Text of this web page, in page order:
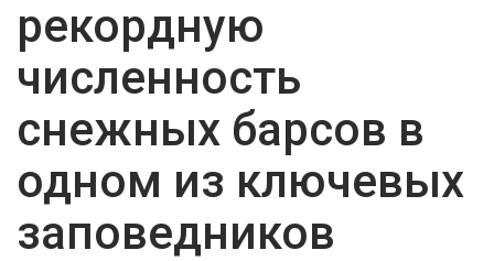
рекордную
численность
снежных барсов в
одном из ключевых
заповедников